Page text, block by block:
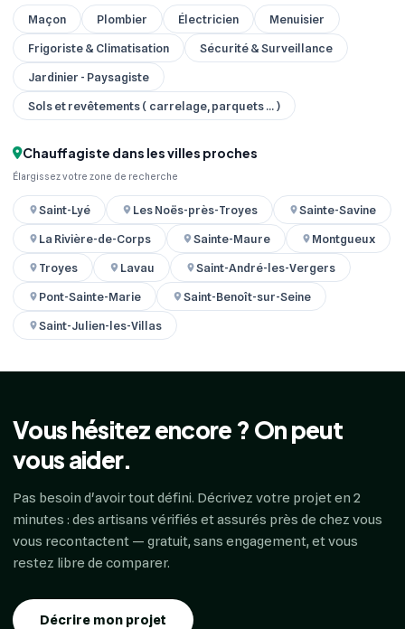
Maçon Plombier Électricien
Menuisier
Frigoriste & Climatisation
Sécurité & Surveillance
Jardinier - Paysagiste
Sols et revêtements ( carrelage, parquets ... )
Chauffagiste dans les villes proches
Élargissez votre zone de recherche
Saint-Lyé Les Noës-près-Troyes
Sainte-Savine
La Rivière-de-Corps
Sainte-Maure
Montgueux
Troyes
Lavau
Saint-André-les-Vergers
Pont-Sainte-Marie
Saint-Benoît-sur-Seine
Saint-Julien-les-Villas
Vous hésitez encore ? On peut
vous aider.
Pas besoin d'avoir tout défini. Décrivez votre projet en 2
minutes : des artisans vérifiés et assurés près de chez vous
vous recontactent — gratuit, sans engagement, et vous
restez libre de comparer.
Décrire mon projet